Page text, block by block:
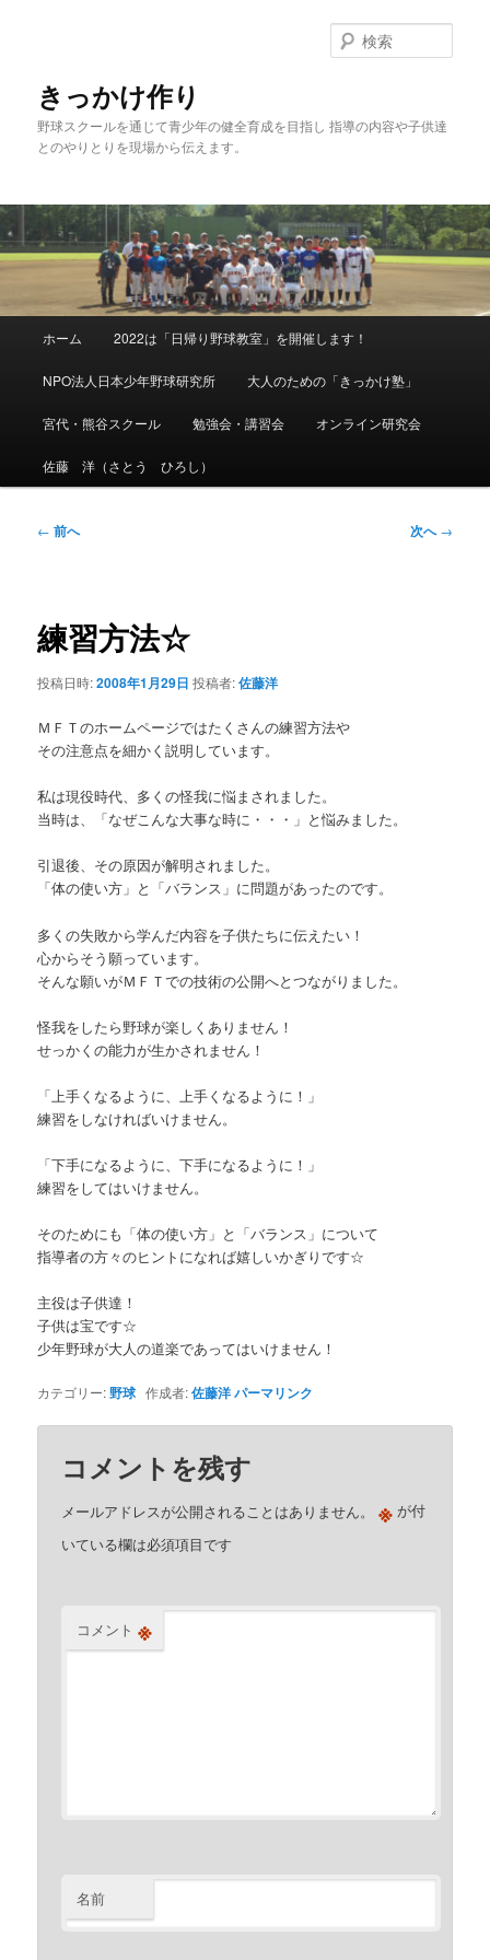
移
動
きっかけ作り
野球スクールを通じて青少年の健全育成を目指し 指導の内容や子供達
とのやりとりを現場から伝えます。
索
ホーム 2022は「日帰り野球教室」を開催します！
NPO法人日本少年野球研究所 大人のための「きっかけ塾」
宮代・熊谷スクール 勉強会・講習会 オンライン研究会
佐藤 洋（さとう ひろし）
投
ゲ
ー
ョ
← 前へ 次へ→
練習方法☆
投稿日時:2008年1月29日 投稿者:佐藤洋
ＭＦＴのホームページではたくさんの練習方法や
その注意点を細かく説明しています。
私は現役時代、多くの怪我に悩まされました。
当時は、「なぜこんな大事な時に・・・」と悩みました。
引退後、その原因が解明されました。
「体の使い方」と「バランス」に問題があったのです。
多くの失敗から学んだ内容を子供たちに伝えたい！
心からそう願っています。
そんな願いがＭＦＴでの技術の公開へとつながりました。
怪我をしたら野球が楽しくありません！
せっかくの能力が生かされません！
「上手くなるように、上手くなるように！」
練習をしなければいけません。
「下手になるように、下手になるように！」
練習をしてはいけません。
そのためにも「体の使い方」と「バランス」について
指導者の方々のヒントになれば嬉しいかぎりです☆
主役は子供達！
子供は宝です☆
少年野球が大人の道楽であってはいけません！
カテゴリー:野球 作成者:佐藤洋パーマリンク
コメントを残す
メールアドレスが公開されることはありません。 ※ が付
いている欄は必須項目です
コメント ※
名前